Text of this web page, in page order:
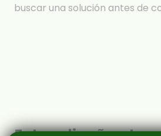
buscar una solución antes de